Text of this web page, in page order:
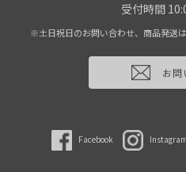
受付時間
※土日祝日のお問い合わせ、商品発送
お問
Facebook Instagram